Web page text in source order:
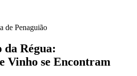
da Régua:
Vinho se Encontram